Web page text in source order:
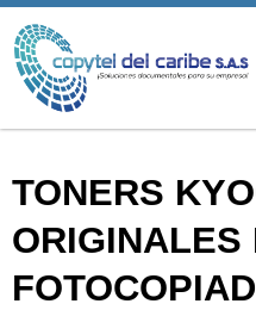
TONERS
ORIGINALES